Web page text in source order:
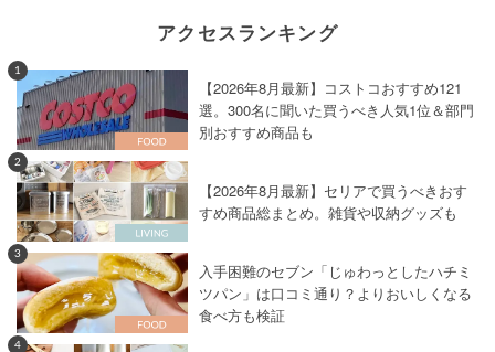
アクセスランキング
1
【2026年8月最新】コストコおすすめ121
選。300名に聞いた買うべき人気1位＆部門
別おすすめ商品も
2
【2026年8月最新】セリアで買うべきおす
すめ商品総まとめ。雑貨や収納グッズも
3
入手困難のセブン「じゅわっとしたハチミ
ツパン」は口コミ通り？よりおいしくなる
食べ方も検証
4